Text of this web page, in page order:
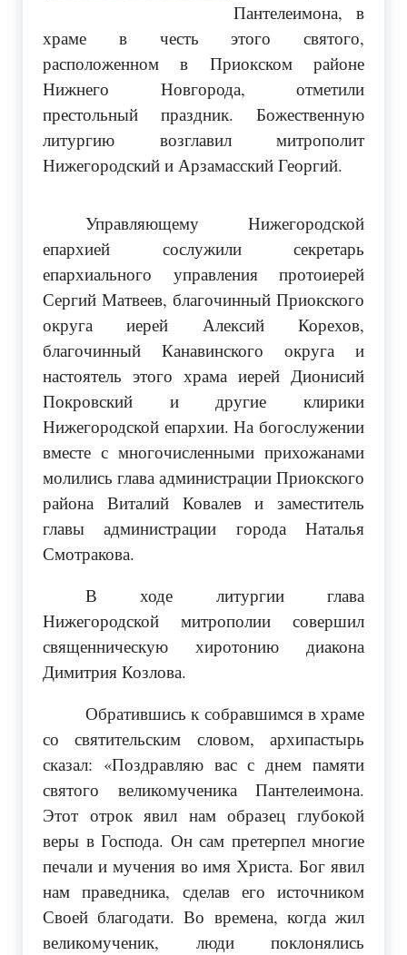
Пантелеимона, в
храме в честь этого святого,
расположенном в Приокском районе
Нижнего Новгорода, отметили
престольный праздник. Божественную
литургию возглавил митрополит
Нижегородский и Арзамасский Георгий.
Управляющему Нижегородской
епархией сослужили секретарь
епархиального управления протоиерей
Сергий Матвеев, благочинный Приокского
округа иерей Алексий Корехов,
благочинный Канавинского округа и
настоятель этого храма иерей Дионисий
Покровский и другие клирики
Нижегородской епархии. На богослужении
вместе с многочисленными прихожанами
молились глава администрации Приокского
района Виталий Ковалев и заместитель
главы администрации города Наталья
Смотракова.
В ходе литургии глава
Нижегородской митрополии совершил
священническую хиротонию диакона
Димитрия Козлова.
Обратившись к собравшимся в храме
со святительским словом, архипастырь
сказал: «Поздравляю вас с днем памяти
святого великомученика Пантелеимона.
Этот отрок явил нам образец глубокой
веры в Господа. Он сам претерпел многие
печали и мучения во имя Христа. Бог явил
нам праведника, сделав его источником
Своей благодати. Во времена, когда жил
великомученик, люди поклонялись